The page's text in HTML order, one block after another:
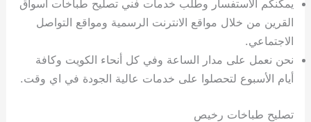
يمكنكم الاستفسار وطلب خدمات فني تصليح طباخات أسواق
القرين من خلال مواقع الانترنت الرسمية ومواقع التواصل
الاجتماعي.
نحن نعمل على مدار الساعة وفي كل أنحاء الكويت وكافة
أيام الأسبوع لتحصلوا على خدمات عالية الجودة في اي وقت.
تصليح طباخات رخيص